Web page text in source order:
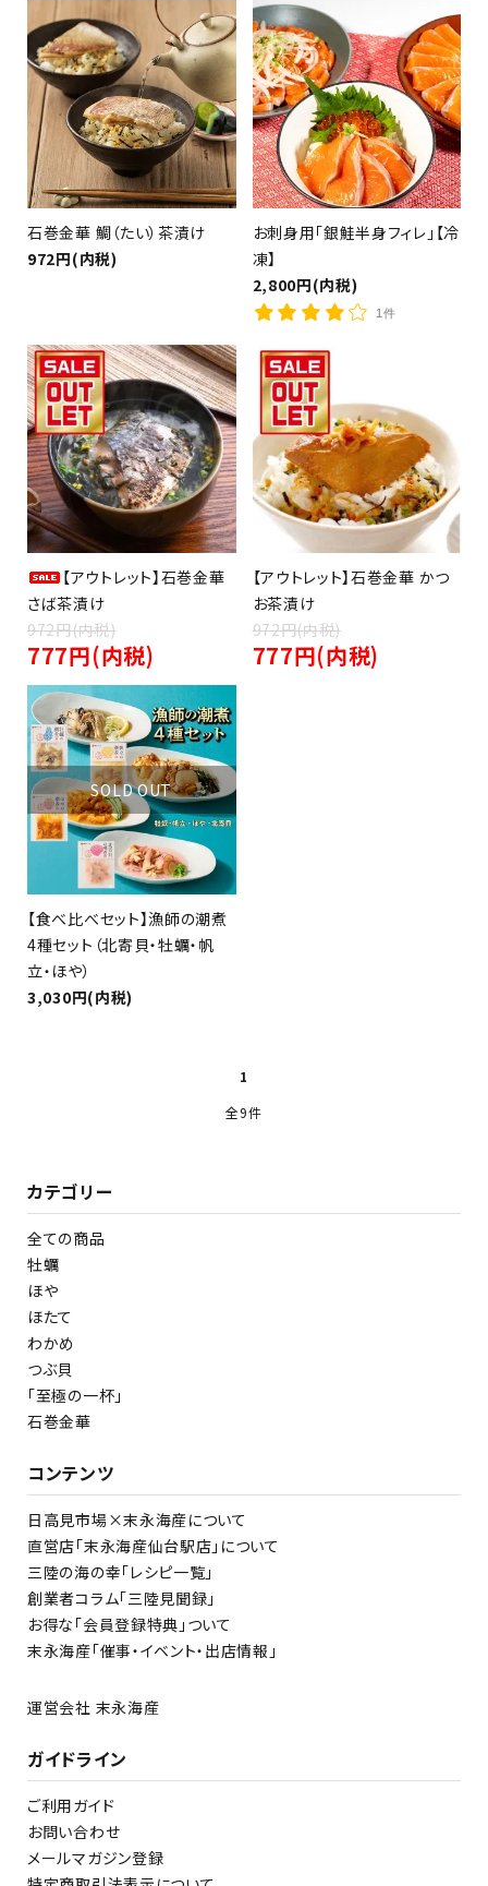
（茶漬け、釜めし、カレー）
石巻金華 鯛（たい）茶漬け
972円(内税)
お刺身用「銀鮭半身フィレ」【冷
凍】
2,800円(内税)
1件
【アウトレット】石巻金華
さば茶漬け
972円(内税)
777円(内税)
【アウトレット】石巻金華 かつ
お茶漬け
972円(内税)
777円(内税)
SOLD OUT
【食べ比べセット】漁師の潮煮
4種セット（北寄貝・牡蠣・帆
立・ほや）
3,030円(内税)
1
全9件
キーワード
検索する
close
カテゴリー
全ての商品
牡蠣
ほや
ほたて
わかめ
つぶ貝
「至極の一杯」
石巻金華
コンテンツ
日高見市場×末永海産について
直営店「末永海産仙台駅店」について
三陸の海の幸「レシピ一覧」
創業者コラム「三陸見聞録」
お得な「会員登録特典」ついて
末永海産「催事・イベント・出店情報」
運営会社 末永海産
ガイドライン
ご利用ガイド
お問い合わせ
メールマガジン登録